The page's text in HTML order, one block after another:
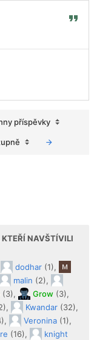
příspěvky
KTEŘÍ NAVŠTÍVILI
dodhar (1),
malin (2),
(3), Grow (3),
Kwandar (32),
Veronina (1),
(16),
knight